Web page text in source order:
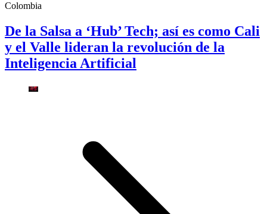
Colombia
De la Salsa a ‘Hub’ Tech; así es como Cali
y el Valle lideran la revolución de la
Inteligencia Artificial